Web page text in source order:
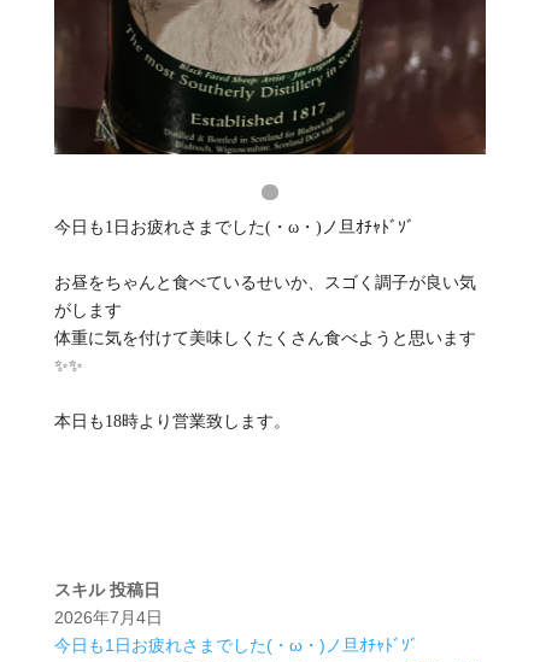
今日も1日お疲れさまでした(・ω・)ノ旦ｵﾁｬﾄﾞｿﾞ
お昼をちゃんと食べているせいか、スゴく調子が良い気
がします
体重に気を付けて美味しくたくさん食べようと思います
✨✨
本日も18時より営業致します。
スキル 投稿日
2026年7月4日
今日も1日お疲れさまでした(・ω・)ノ旦ｵﾁｬﾄﾞｿﾞ